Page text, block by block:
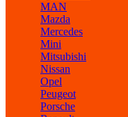
MAN
Mazda
Mercedes
Mini
Mitsubishi
Nissan
Opel
Peugeot
Porsche